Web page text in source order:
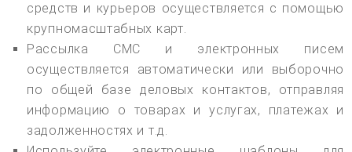
средств и курьеров осуществляется с помощью
крупномасштабных карт.
Рассылка СМС и электронных писем
осуществляется автоматически или выборочно
по общей базе деловых контактов, отправляя
информацию о товарах и услугах, платежах и
задолженностях и т.д.